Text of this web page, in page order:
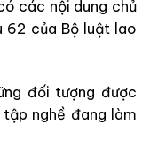
các nội dung chủ
62 của Bộ luật lao
đối tượng được
nghề đang làm